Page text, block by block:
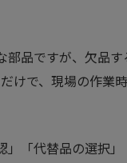
品ですが、欠品
けで、現場の作業
「代替品の選択